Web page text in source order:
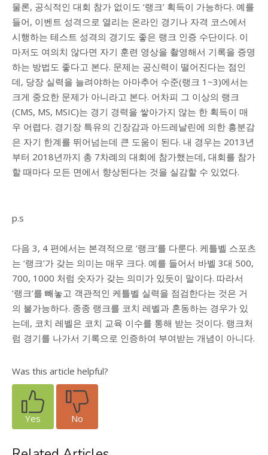
물론, 공식적인 대회 참가 없이도 ‘랭크’ 획득이 가능하다. 예를
들어, 이벤트 성격으로 열리는 온라인 경기나 자격 코스에서
시행하는 테스트 성격의 경기도 좋은 랭크 인증 수단이다. 이
마저도 여의치 않다면 자기 훈련 영상을 촬영해서 기록을 증명
하는 방법도 좋다고 본다. 문제는 공신력이 떨어진다는 점인
데, 당장 실력을 늘려야하는 아마추어 수준(랭크 1~3)에서는
크게 중요한 문제가 아니라고 본다. 어차피 그 이상의 랭크
(CMS, MS, MSIC)는 경기 경력을 쌓아가지 않는 한 획득이 매
우 어렵다. 경기장 특유의 긴장감과 아드레날린에 의한 흥분감
은 자기 한계를 뛰어넘는데 큰 도움이 된다. 내 경우는 2013년
부터 2018년까지 총 7차례의 대회에 참가했는데, 대회를 참가
할 때마다 모든 면에서 향상된다는 것을 실감할 수 있었다.
p.s
다음 3, 4 편에서는 본격적으로 ‘랭크’를 다룬다. 케틀벨 스포츠
는 ‘랭크’가 갖는 의미는 매우 크다. 예를 들어서 바벨 3대 500,
700, 1000 처럼 숫자가 갖는 의미가 있듯이 말이다. 따라서
‘랭크’를 빼놓고 객관적인 케틀벨 실력을 점검한다는 것은 거
의 불가능하다. 종종 랭크를 코치 레벨과 혼동하는 경우가 있
는데, 코치 레벨은 코치 교육 이수를 통해 받는 것이다. 랭크처
럼 경기를 나가서 기록으로 인증하여 부여받는 개념이 아니다.
Was this article helpful?
Yes No